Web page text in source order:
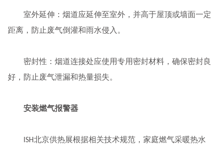
室外延伸：烟道应延伸至室外，并高于屋顶或墙面一定
距离，防止废气倒灌和雨水侵入。
密封性：烟道连接处应使用专用密封材料，确保密封良
好，防止废气泄漏和热量损失。
安装燃气报警器
ISH北京供热展根据相关技术规范，家庭燃气采暖热水